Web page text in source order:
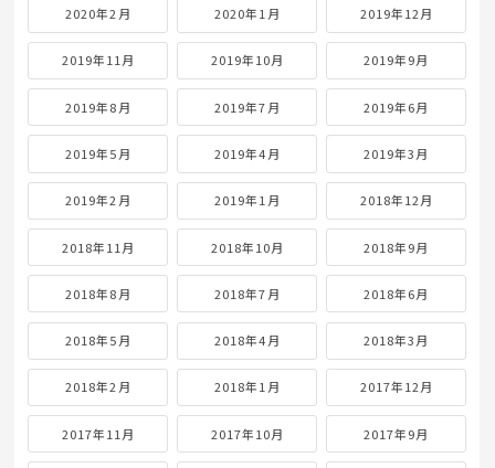
2020年2月 2020年1月 2019年12月
2019年11月 2019年10月 2019年9月
2019年8月 2019年7月 2019年6月
2019年5月 2019年4月 2019年3月
2019年2月 2019年1月 2018年12月
2018年11月 2018年10月 2018年9月
2018年8月 2018年7月 2018年6月
2018年5月 2018年4月 2018年3月
2018年2月 2018年1月 2017年12月
2017年11月 2017年10月 2017年9月